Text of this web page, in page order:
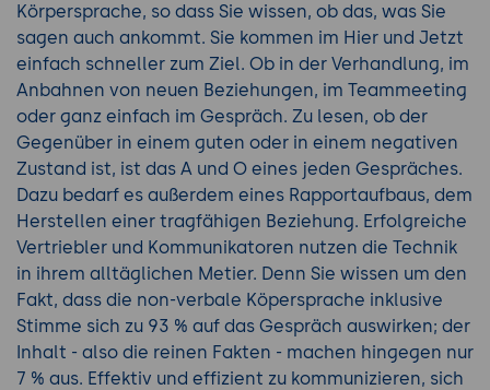
Körpersprache, so dass Sie wissen, ob das, was Sie
sagen auch ankommt. Sie kommen im Hier und Jetzt
einfach schneller zum Ziel. Ob in der Verhandlung, im
Anbahnen von neuen Beziehungen, im Teammeeting
oder ganz einfach im Gespräch. Zu lesen, ob der
Gegenüber in einem guten oder in einem negativen
Zustand ist, ist das A und O eines jeden Gespräches.
Dazu bedarf es außerdem eines Rapportaufbaus, dem
Herstellen einer tragfähigen Beziehung. Erfolgreiche
Vertriebler und Kommunikatoren nutzen die Technik
in ihrem alltäglichen Metier. Denn Sie wissen um den
Fakt, dass die non-verbale Köpersprache inklusive
Stimme sich zu 93 % auf das Gespräch auswirken; der
Inhalt - also die reinen Fakten - machen hingegen nur
7 % aus. Effektiv und effizient zu kommunizieren, sich